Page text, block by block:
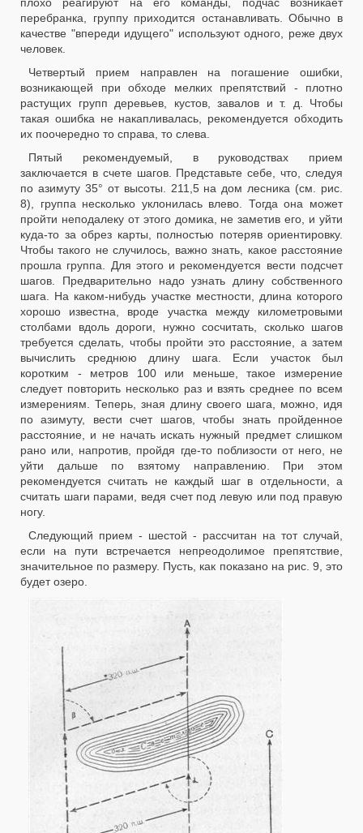
перебранка, группу приходится останавливать. Обычно в
качестве "впереди идущего" используют одного, реже двух
человек.
Четвертый прием направлен на погашение ошибки,
возникающей при обходе мелких препятствий - плотно
растущих групп деревьев, кустов, завалов и т. д. Чтобы
такая ошибка не накапливалась, рекомендуется обходить
их поочередно то справа, то слева.
Пятый рекомендуемый, в руководствах прием
заключается в счете шагов. Представьте себе, что, следуя
по азимуту 35° от высоты. 211,5 на дом лесника (см. рис.
8), группа несколько уклонилась влево. Тогда она может
пройти неподалеку от этого домика, не заметив его, и уйти
куда-то за обрез карты, полностью потеряв ориентировку.
Чтобы такого не случилось, важно знать, какое расстояние
прошла группа. Для этого и рекомендуется вести подсчет
шагов. Предварительно надо узнать длину собственного
шага. На каком-нибудь участке местности, длина которого
хорошо известна, вроде участка между километровыми
столбами вдоль дороги, нужно сосчитать, сколько шагов
требуется сделать, чтобы пройти это расстояние, а затем
вычислить среднюю длину шага. Если участок был
коротким - метров 100 или меньше, такое измерение
следует повторить несколько раз и взять среднее по всем
измерениям. Теперь, зная длину своего шага, можно, идя
по азимуту, вести счет шагов, чтобы знать пройденное
расстояние, и не начать искать нужный предмет слишком
рано или, напротив, пройдя где-то поблизости от него, не
уйти дальше по взятому направлению. При этом
рекомендуется считать
не каждый шаг в отдельности, а
считать шаги парами, ведя счет под левую или под правую
ногу.
Следующий прием - шестой - рассчитан на тот случай,
если на пути встречается непреодолимое препятствие,
значительное по размеру. Пусть, как показано на рис. 9, это
будет озеро.